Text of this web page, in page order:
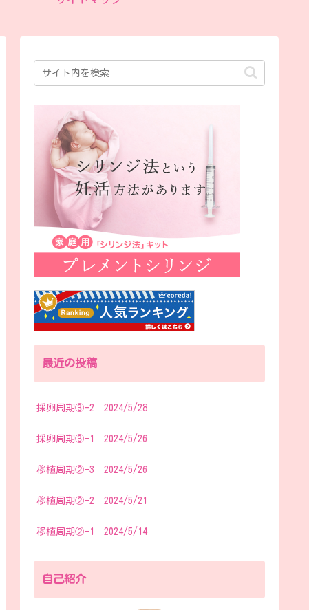
最近の投稿
採卵周期③-2 2024/5/28
採卵周期③-1 2024/5/26
移植周期②-3 2024/5/26
移植周期②-2 2024/5/21
移植周期②-1 2024/5/14
自己紹介